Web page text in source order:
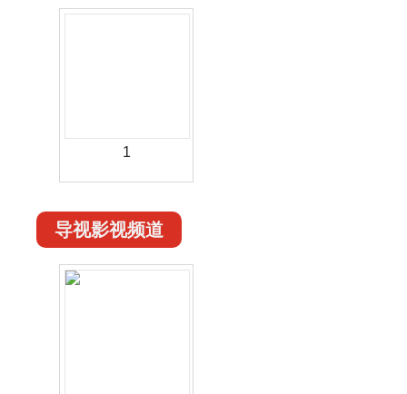
1
导视影视频道